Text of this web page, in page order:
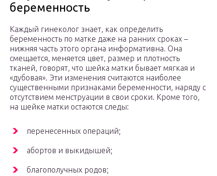
беременность
Каждый гинеколог знает, как определить
беременность по матке даже на ранних сроках –
нижняя часть этого органа информативна. Она
смещается, меняется цвет, размер и плотность
тканей, говорят, что шейка матки бывает мягкая и
«дубовая». Эти изменения считаются наиболее
существенными признаками беременности, наряду с
отсутствием менструации в свои сроки. Кроме того,
на шейке матки остаются следы:
перенесенных операций;
абортов и выкидышей;
благополучных родов;